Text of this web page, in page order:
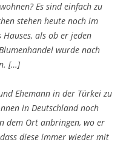
Es sind einfach zu
stehen heute noch im
als ob er jeden
wurde nach
[…]
Ehemann in der Türkei zu
in Deutschland noch
dem Ort anbringen, wo er
diese immer wieder mit